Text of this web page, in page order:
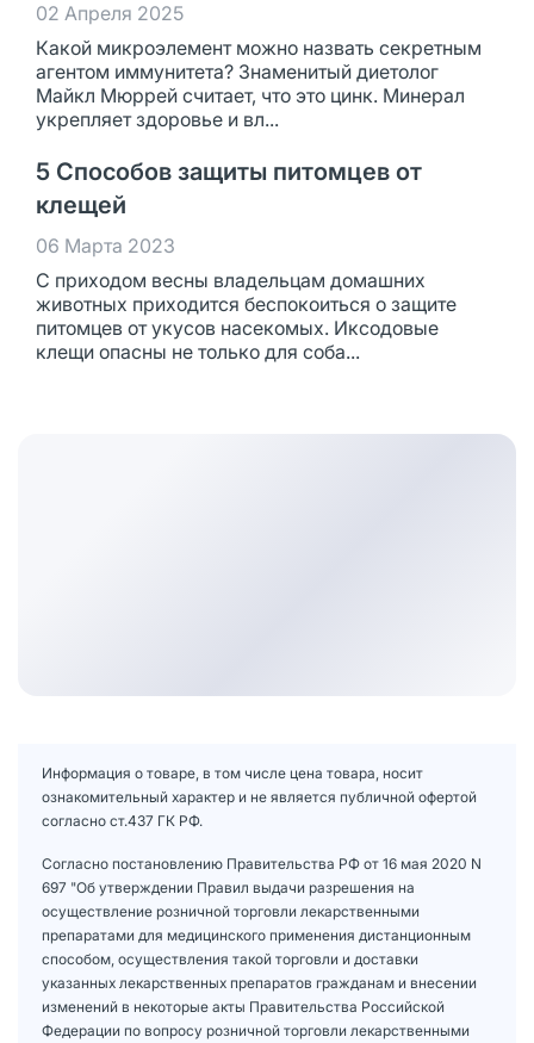
02 Апреля 2025
Какой микроэлемент можно назвать секретным
агентом иммунитета? Знаменитый диетолог
Майкл Мюррей считает, что это цинк. Минерал
укрепляет здоровье и вл...
5 Способов защиты питомцев от
клещей
06 Марта 2023
С приходом весны владельцам домашних
животных приходится беспокоиться о защите
питомцев от укусов насекомых. Иксодовые
клещи опасны не только для соба...
Информация о товаре, в том числе цена товара, носит
ознакомительный характер и не является публичной офертой
согласно ст.437 ГК РФ.
Согласно постановлению Правительства РФ от 16 мая 2020 N
697 "Об утверждении Правил выдачи разрешения на
осуществление розничной торговли лекарственными
препаратами для медицинского применения дистанционным
способом, осуществления такой торговли и доставки
указанных лекарственных препаратов гражданам и внесении
изменений в некоторые акты Правительства Российской
Федерации по вопросу розничной торговли лекарственными